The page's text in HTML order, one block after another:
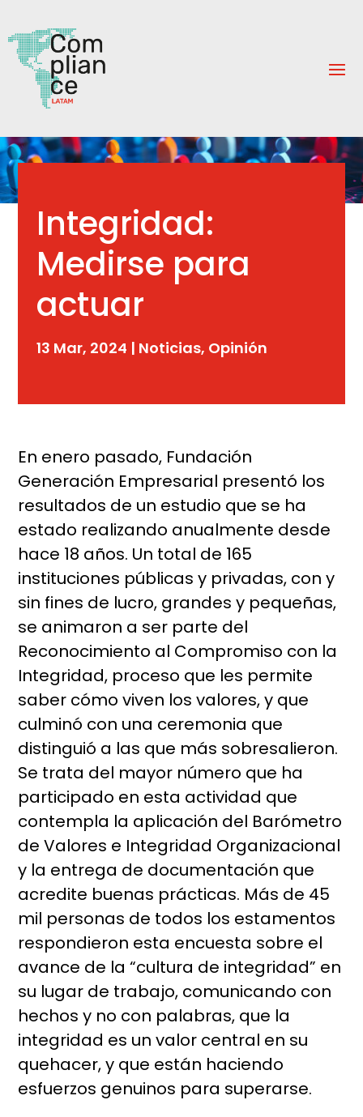
Integridad:
Medirse para
actuar
13 Mar, 2024 | Noticias, Opinión
En enero pasado, Fundación
Generación Empresarial presentó los
resultados de un estudio que se ha
estado realizando anualmente desde
hace 18 años. Un total de 165
instituciones públicas y privadas, con y
sin fines de lucro, grandes y pequeñas,
se animaron a ser parte del
Reconocimiento al Compromiso con la
Integridad, proceso que les permite
saber cómo viven los valores, y que
culminó con una ceremonia que
distinguió a las que más sobresalieron.
Se trata del mayor número que ha
participado en esta actividad que
contempla la aplicación del Barómetro
de Valores e Integridad Organizacional
y la entrega de documentación que
acredite buenas prácticas. Más de 45
mil personas de todos los estamentos
respondieron esta encuesta sobre el
avance de la “cultura de integridad” en
su lugar de trabajo, comunicando con
hechos y no con palabras, que la
integridad es un valor central en su
quehacer, y que están haciendo
esfuerzos genuinos para superarse.